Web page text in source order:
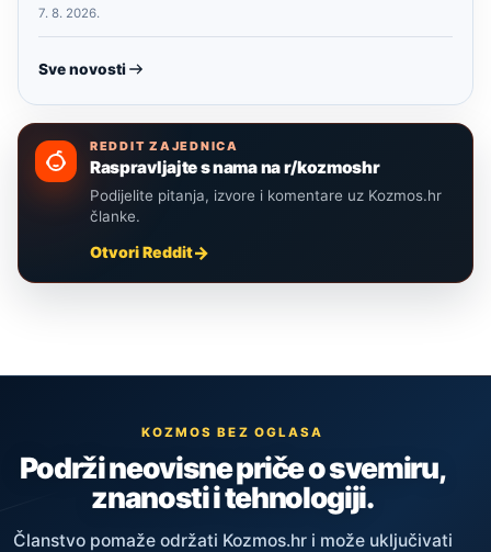
7. 8. 2026.
Sve novosti
REDDIT ZAJEDNICA
Raspravljajte s nama na r/kozmoshr
Podijelite pitanja, izvore i komentare uz Kozmos.hr
članke.
Otvori Reddit
KOZMOS BEZ OGLASA
Podrži neovisne priče o svemiru,
znanosti i tehnologiji.
Članstvo pomaže održati Kozmos.hr i može uključivati